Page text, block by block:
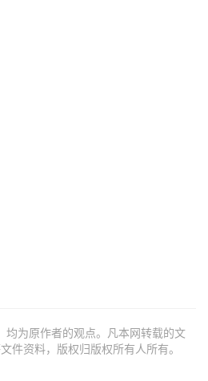
均为原作者的观点。凡本网转载的文
件资料，版权归版权所有人所有。